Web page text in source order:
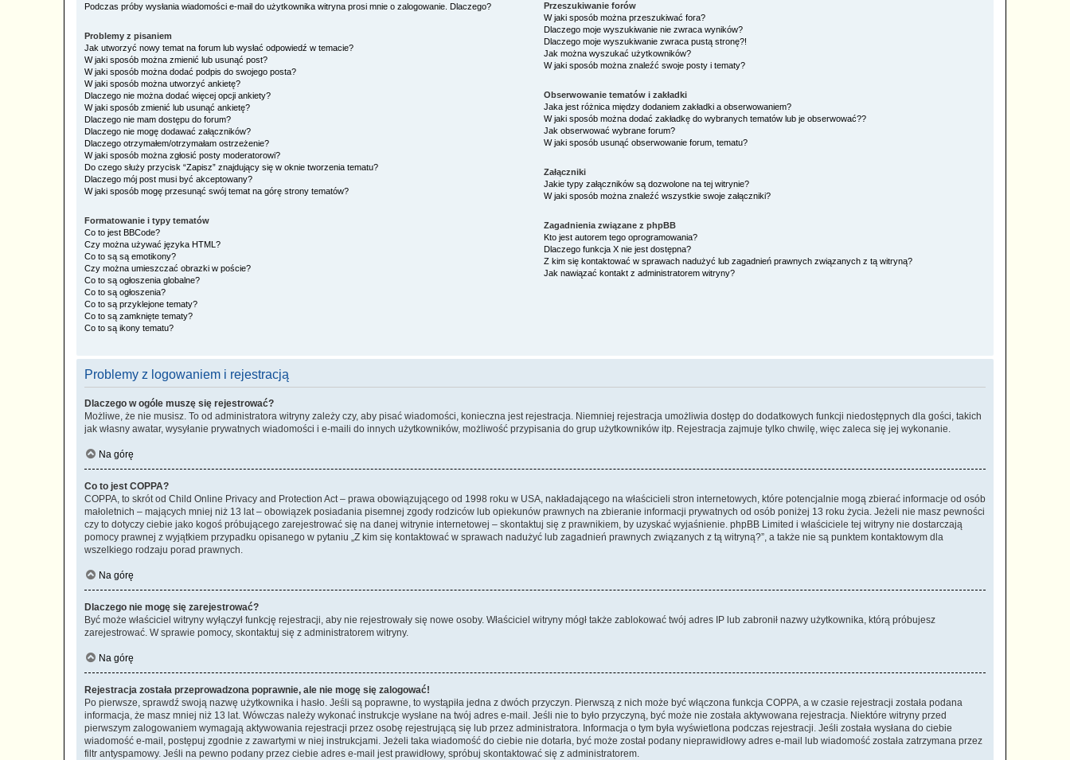
Podczas próby wysłania wiadomości e-mail do użytkownika witryna prosi mnie o zalogowanie. Dlaczego?
Problemy z pisaniem
Jak utworzyć nowy temat na forum lub wysłać odpowiedź w temacie?
W jaki sposób można zmienić lub usunąć post?
W jaki sposób można dodać podpis do swojego posta?
W jaki sposób można utworzyć ankietę?
Dlaczego nie można dodać więcej opcji ankiety?
W jaki sposób zmienić lub usunąć ankietę?
Dlaczego nie mam dostępu do forum?
Dlaczego nie mogę dodawać załączników?
Dlaczego otrzymałem/otrzymałam ostrzeżenie?
W jaki sposób można zgłosić posty moderatorowi?
Do czego służy przycisk “Zapisz” znajdujący się w oknie tworzenia tematu?
Dlaczego mój post musi być akceptowany?
W jaki sposób mogę przesunąć swój temat na górę strony tematów?
Formatowanie i typy tematów
Co to jest BBCode?
Czy można używać języka HTML?
Co to są są emotikony?
Czy można umieszczać obrazki w poście?
Co to są ogłoszenia globalne?
Co to są ogłoszenia?
Co to są przyklejone tematy?
Co to są zamknięte tematy?
Co to są ikony tematu?
Przeszukiwanie forów
W jaki sposób można przeszukiwać fora?
Dlaczego moje wyszukiwanie nie zwraca wyników?
Dlaczego moje wyszukiwanie zwraca pustą stronę?!
Jak można wyszukać użytkowników?
W jaki sposób można znaleźć swoje posty i tematy?
Obserwowanie tematów i zakładki
Jaka jest różnica między dodaniem zakładki a obserwowaniem?
W jaki sposób można dodać zakładkę do wybranych tematów lub je obserwować??
Jak obserwować wybrane forum?
W jaki sposób usunąć obserwowanie forum, tematu?
Załączniki
Jakie typy załączników są dozwolone na tej witrynie?
W jaki sposób można znaleźć wszystkie swoje załączniki?
Zagadnienia związane z phpBB
Kto jest autorem tego oprogramowania?
Dlaczego funkcja X nie jest dostępna?
Z kim się kontaktować w sprawach nadużyć lub zagadnień prawnych związanych z tą witryną?
Jak nawiązać kontakt z administratorem witryny?
Problemy z logowaniem i rejestracją
Dlaczego w ogóle muszę się rejestrować?
Możliwe, że nie musisz. To od administratora witryny zależy czy, aby pisać wiadomości, konieczna jest rejestracja. Niemniej rejestracja umożliwia dostęp do dodatkowych funkcji niedostępnych dla gości, takich
jak własny awatar, wysyłanie prywatnych wiadomości i e-maili do innych użytkowników, możliwość przypisania do grup użytkowników itp. Rejestracja zajmuje tylko chwilę, więc zaleca się jej wykonanie.
Na górę
Co to jest COPPA?
COPPA, to skrót od Child Online Privacy and Protection Act – prawa obowiązującego od 1998 roku w USA, nakładającego na właścicieli stron internetowych, które potencjalnie mogą zbierać informacje od osób
małoletnich – mających mniej niż 13 lat – obowiązek posiadania pisemnej zgody rodziców lub opiekunów prawnych na zbieranie informacji prywatnych od osób poniżej 13 roku życia. Jeżeli nie masz pewności
czy to dotyczy ciebie jako kogoś próbującego zarejestrować się na danej witrynie internetowej – skontaktuj się z prawnikiem, by uzyskać wyjaśnienie. phpBB Limited i właściciele tej witryny nie dostarczają
pomocy prawnej z wyjątkiem przypadku opisanego w pytaniu „Z kim się kontaktować w sprawach nadużyć lub zagadnień prawnych związanych z tą witryną?”, a także nie są punktem kontaktowym dla
wszelkiego rodzaju porad prawnych.
Na górę
Dlaczego nie mogę się zarejestrować?
Być może właściciel witryny wyłączył funkcję rejestracji, aby nie rejestrowały się nowe osoby. Właściciel witryny mógł także zablokować twój adres IP lub zabronił nazwy użytkownika, którą próbujesz
zarejestrować. W sprawie pomocy, skontaktuj się z administratorem witryny.
Na górę
Rejestracja została przeprowadzona poprawnie, ale nie mogę się zalogować!
Po pierwsze, sprawdź swoją nazwę użytkownika i hasło. Jeśli są poprawne, to wystąpiła jedna z dwóch przyczyn. Pierwszą z nich może być włączona funkcja COPPA, a w czasie rejestracji została podana
informacja, że masz mniej niż 13 lat. Wówczas należy wykonać instrukcje wysłane na twój adres e-mail. Jeśli nie to było przyczyną, być może nie została aktywowana rejestracja. Niektóre witryny przed
pierwszym zalogowaniem wymagają aktywowania rejestracji przez osobę rejestrującą się lub przez administratora. Informacja o tym była wyświetlona podczas rejestracji. Jeśli została wysłana do ciebie
wiadomość e-mail, postępuj zgodnie z zawartymi w niej instrukcjami. Jeżeli taka wiadomość do ciebie nie dotarła, być może został podany nieprawidłowy adres e-mail lub wiadomość została zatrzymana przez
filtr antyspamowy. Jeśli na pewno podany przez ciebie adres e-mail jest prawidłowy, spróbuj skontaktować się z administratorem.